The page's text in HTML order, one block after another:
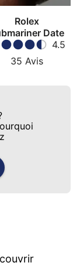
Rolex
Date
4.5
35 Avis